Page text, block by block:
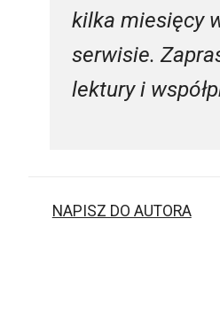
kilka miesięcy
serwisie.
lektury i
NAPISZ DO AUTORA